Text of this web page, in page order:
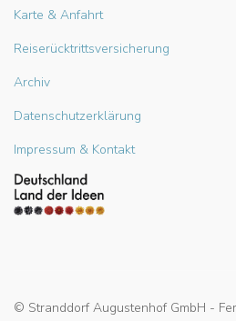
Karte & Anfahrt
Reiserücktrittsversicherung
Archiv
Datenschutzerklärung
Impressum & Kontakt
© Stranddorf Augustenhof GmbH -